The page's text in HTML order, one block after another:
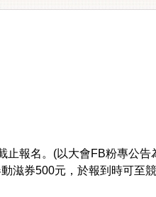
報名。(以大會FB粉專公告
滋券500元，於報到時可至